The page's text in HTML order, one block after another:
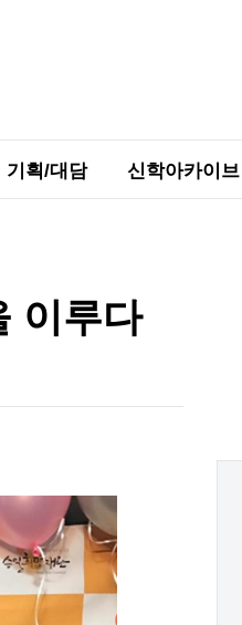
기획/대담 신학아카이브
이루다